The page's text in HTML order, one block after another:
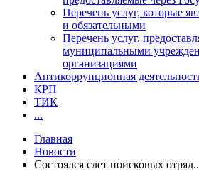
Перечень услуг, которые
и обязательными
Перечень услуг,
муниципальными
организациями
Антикоррупционная
КРП
ТИК
...
Главная
Новости
Состоялся слет поисковых